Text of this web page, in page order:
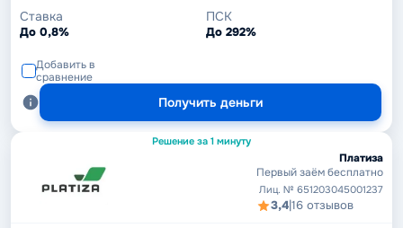
Ставка
До 0,8%
ПСК
До 292%
Добавить в
сравнение
Получить деньги
Решение за 1 минуту
Платиза
Первый заём бесплатно
Лиц. № 651203045001237
3,4|16 отзывов